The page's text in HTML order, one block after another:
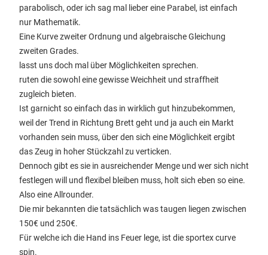
parabolisch, oder ich sag mal lieber eine Parabel, ist einfach
nur Mathematik.
Eine Kurve zweiter Ordnung und algebraische Gleichung
zweiten Grades.
lasst uns doch mal über Möglichkeiten sprechen.
ruten die sowohl eine gewisse Weichheit und straffheit
zugleich bieten.
Ist garnicht so einfach das in wirklich gut hinzubekommen,
weil der Trend in Richtung Brett geht und ja auch ein Markt
vorhanden sein muss, über den sich eine Möglichkeit ergibt
das Zeug in hoher Stückzahl zu verticken.
Dennoch gibt es sie in ausreichender Menge und wer sich nicht
festlegen will und flexibel bleiben muss, holt sich eben so eine.
Also eine Allrounder.
Die mir bekannten die tatsächlich was taugen liegen zwischen
150€ und 250€.
Für welche ich die Hand ins Feuer lege, ist die sportex curve
spin.